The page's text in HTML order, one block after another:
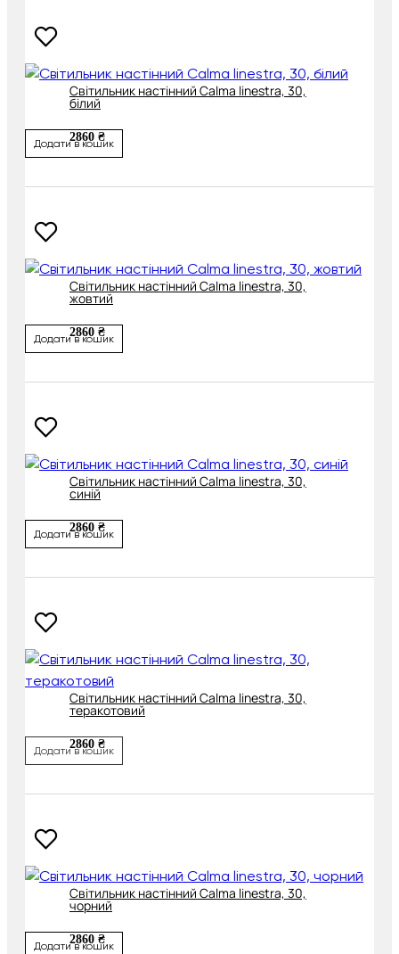
Світильник настінний Calma linestra, 30,
білий
2860 ₴
Додати в кошик
Світильник настінний Calma linestra, 30,
жовтий
2860 ₴
Додати в кошик
Світильник настінний Calma linestra, 30,
синій
2860 ₴
Додати в кошик
Світильник настінний Calma linestra, 30,
теракотовий
2860 ₴
Додати в кошик
Світильник настінний Calma linestra, 30,
чорний
2860 ₴
Додати в кошик